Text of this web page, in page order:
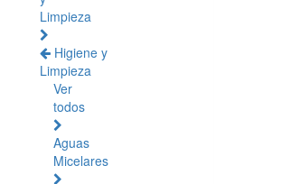
Limpieza
Higiene y
Limpieza
Ver
todos
Aguas
Micelares